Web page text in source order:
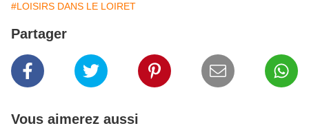
#LOISIRS DANS LE LOIRET
Partager
Vous aimerez aussi